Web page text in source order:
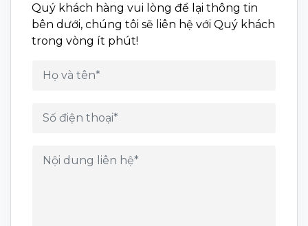
Quý khách hàng vui lòng để lại thông tin
bên dưới, chúng tôi sẽ liên hệ với Quý khách
trong vòng ít phút!